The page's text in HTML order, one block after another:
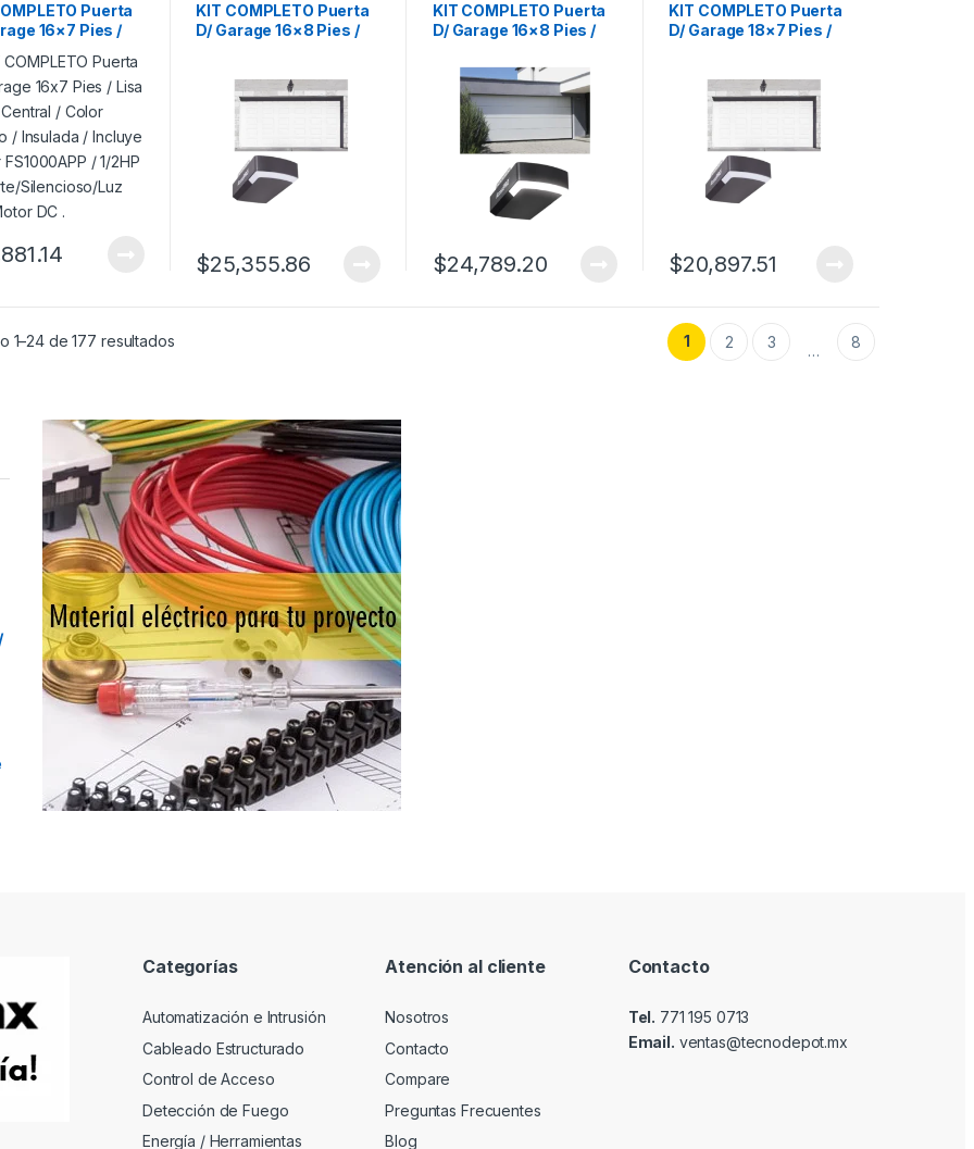
Puerta
16×7 Pies /
Central /
/ Insulada /
Motor
/ 1/2HP /
Silencioso/Luz
DC .
KIT COMPLETO Puerta
D/ Garage 16×8 Pies /
Incluye Motor
FS1000APPRT / 1/2HP /
Fuerte/Silencioso/Luz
LED/Motor DC .
$25,355.86
KIT COMPLETO Puerta
D/ Garage 16×8 Pies /
Color blanco / Insulada /
Incluye Motor
FS1000APPRT / 1/2HP /
Fuerte/Silencioso/Luz
LED/Motor DC .
$24,789.20
KIT COMPLETO Puerta
D/ Garage 18×7 Pies /
Incluye Motor
FS1000APPRT / 1/2HP /
Fuerte/Silencioso/Luz
LED/Motor DC .
$20,897.51
1–24 de 177 resultados 1 2 3 … 8
Categorías
Automatización e Intrusión
Cableado Estructurado
Control de Acceso
Detección de Fuego
Energía / Herramientas
Atención al cliente
Nosotros
Contacto
Compare
Preguntas Frecuentes
Blog
Contacto
Tel. 771 195 0713
Email. ventas@tecnodepot.mx